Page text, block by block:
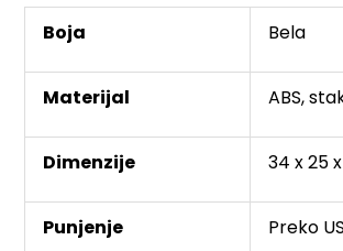
Boja Bela
Materijal ABS,
Dimenzije 34 x 25
Punjenje Preko